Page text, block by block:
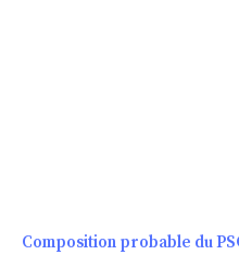
Composition probable du